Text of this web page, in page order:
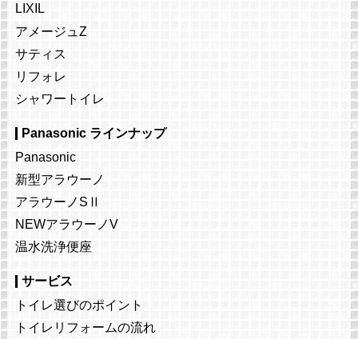
LIXIL
アメージュZ
サティス
リフォレ
シャワートイレ
Panasonic ラインナップ
Panasonic
新型アラウーノ
アラウーノSⅡ
NEWアラウーノV
温水洗浄便座
サービス
トイレ選びのポイント
トイレリフォームの流れ